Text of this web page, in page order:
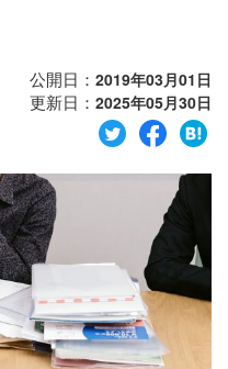
公開日： 2019年03月01日
更新日： 2025年05月30日